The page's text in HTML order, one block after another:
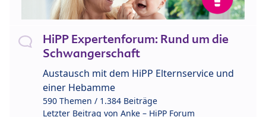
HiPP Expertenforum: Rund um die
Schwangerschaft
Austausch mit dem HiPP Elternservice und
einer Hebamme
590 Themen / 1.384 Beiträge
Letzter Beitrag von Anke – HiPP Forum